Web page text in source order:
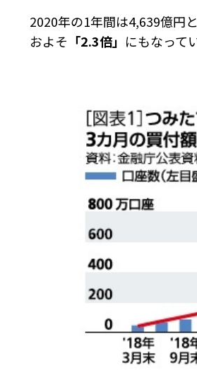
2020年の1年間は4,639億円と
およそ 「2.3倍」 にもなって